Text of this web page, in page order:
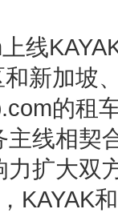
线
新加坡
的租
主线相契
力扩大双
KAYAK